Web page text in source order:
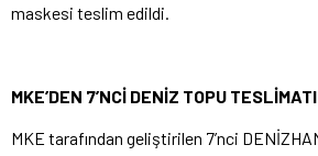
maskesi teslim edildi.
MKE’DEN 7’NCİ DENİZ TOPU TESLİMATI
MKE tarafından geliştirilen 7’nci